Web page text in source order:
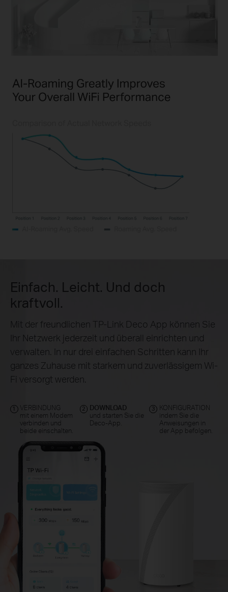
Einfach. Leicht. Und doch
kraftvoll.
Mit der freundlichen TP-Link Deco App können Sie
Ihr Netzwerk jederzeit und überall einrichten und
verwalten. In nur drei einfachen Schritten kann Ihr
ganzes Zuhause mit starkem und zuverlässigem Wi-
Fi versorgt werden.
1
VERBINDUNG
mit einem Modem
verbinden und
beide einschalten.
2
DOWNLOAD
und starten Sie die
Deco-App.
3
KONFIGURATION
indem Sie die
Anweisungen in
der App befolgen.